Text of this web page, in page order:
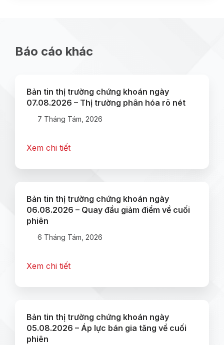
Báo cáo khác
Bản tin thị trường chứng khoán ngày
07.08.2026 – Thị trường phân hóa rõ nét
7 Tháng Tám, 2026
Xem chi tiết
Bản tin thị trường chứng khoán ngày
06.08.2026 – Quay đầu giảm điểm về cuối
phiên
6 Tháng Tám, 2026
Xem chi tiết
Bản tin thị trường chứng khoán ngày
05.08.2026 – Áp lực bán gia tăng về cuối
phiên